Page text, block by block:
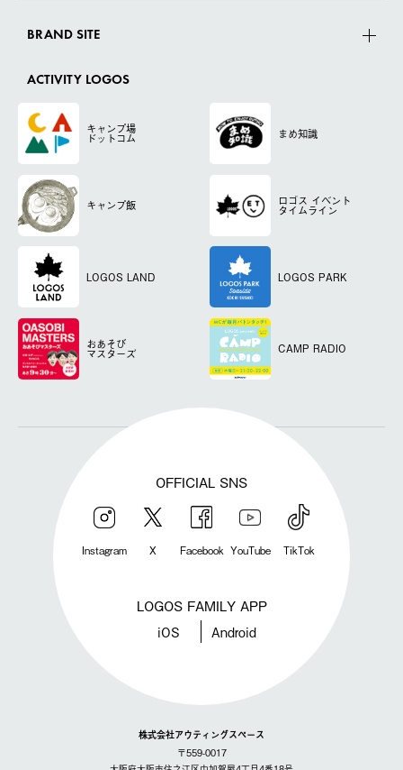
BRAND SITE
ACTIVITY LOGOS
キャンプ場
ドットコム まめ知識
キャンプ飯 ロゴス イベント
タイムライン
LOGOS LAND LOGOS PARK
おあそび
マスターズ CAMP RADIO
OFFICIAL SNS
Instagram X Facebook YouTube TikTok
LOGOS FAMILY APP
iOS Android
株式会社アウティングスペース
〒559-0017